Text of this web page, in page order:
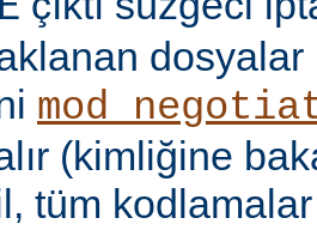
dosyalar
(kimliğine
tüm